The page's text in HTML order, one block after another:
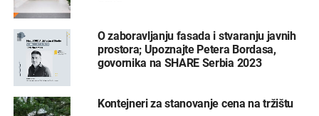
O zaboravljanju fasada i stvaranju javnih
prostora; Upoznajte Petera Bordasa,
govornika na SHARE Serbia 2023
Kontejneri za stanovanje cena na tržištu